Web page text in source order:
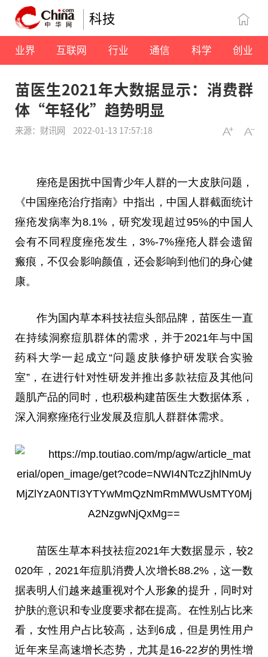
科技
业界 互联网 行业 通信 科学 创业
苗医生2021年大数据显示：消费群
体“年轻化”趋势明显
来源：财讯网 2022-01-13 17:57:18
痤疮是困扰中国青少年人群的一大皮肤问题，
《中国痤疮治疗指南》中指出，中国人群截面统计
痤疮发病率为8.1%，研究发现超过95%的中国人
会有不同程度痤疮发生，3%-7%痤疮人群会遗留
瘢痕，不仅会影响颜值，还会影响到他们的身心健
康。
作为国内草本科技祛痘头部品牌，苗医生一直
在持续洞察痘肌群体的需求，并于2021年与中国
药科大学一起成立“问题皮肤修护研发联合实验
室”，在进行针对性研发并推出多款祛痘及其他问
题肌产品的同时，也积极构建苗医生大数据体系，
深入洞察痤疮行业发展及痘肌人群群体需求。
苗医生草本科技祛痘2021年大数据显示，较2
020年，2021年痘肌消费人次增长88.2%，这一数
据表明人们越来越重视对个人形象的提升，同时对
护肤的意识和专业度要求都在提高。在性别占比来
看，女性用户占比较高，达到6成，但是男性用户
近年来呈高速增长态势，尤其是16-22岁的男性增